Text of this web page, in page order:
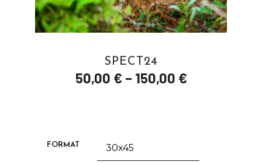
SPECT24
50,00 € – 150,00 €
FORMAT